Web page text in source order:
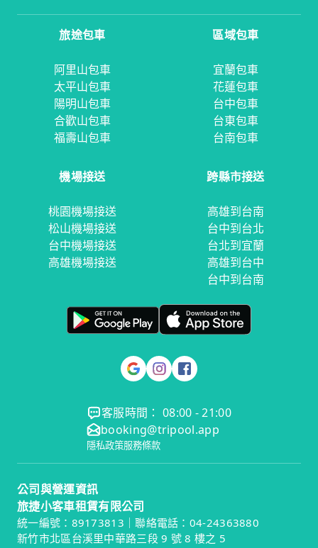
旅途包車
阿里山包車
太平山包車
陽明山包車
合歡山包車
福壽山包車
區域包車
宜蘭包車
花蓮包車
台中包車
台東包車
台南包車
機場接送
桃園機場接送
松山機場接送
台中機場接送
高雄機場接送
跨縣市接送
高雄到台南
台中到台北
台北到宜蘭
高雄到台中
台中到台南
客服時間： 08:00 - 21:00
booking@tripool.app
隱私政策服務條款
公司與營運資訊
旅捷小客車租賃有限公司
統一編號：89173813｜聯絡電話：04-24363880
新竹市北區台溪里中華路三段 9 號 8 樓之 5